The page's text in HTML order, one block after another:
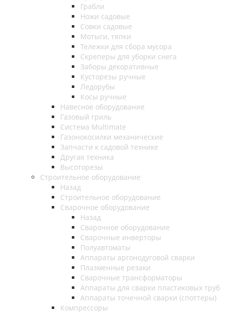
Грабли
Ножи садовые
Совки садовые
Мотыги, тяпки
Тележки для сбора мусора
Скреперы для уборки снега
Заборы декоративные
Кусторезы ручные
Ледорубы
Косы ручные
Навесное оборудование
Газовый гриль
Система Multimate
Газонокосилки механические
Запчасти к садовой технике
Другая техника
Высоторезы
Строительное оборудование
Назад
Строительное оборудование
Сварочное оборудование
Назад
Сварочное оборудование
Сварочные инверторы
Полуавтоматы
Аппараты аргонодуговой сварки
Плазменные резаки
Сварочные трансформаторы
Аппараты для сварки пластиковых труб
Аппараты точечной сварки (споттеры)
Компрессоры